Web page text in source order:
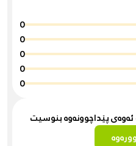
0
0
0
0
0
پێداچوونەوە بنوسیت